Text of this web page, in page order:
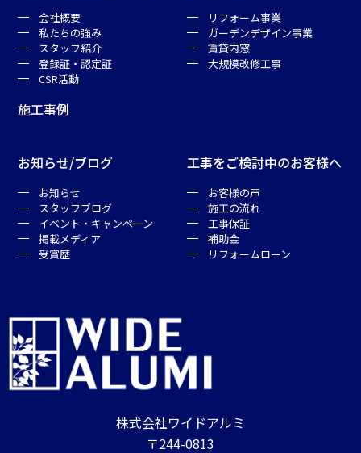
会社概要
私たちの強み
スタッフ紹介
登録証・認定証
CSR活動
施工事例
リフォーム事業
ガーデンデザイン事業
賃貸内窓
大規模改修工事
お知らせ/ブログ
お知らせ
スタッフブログ
イベント・キャンペーン
掲載メディア
受賞歴
工事をご検討中のお客様へ
お客様の声
施工の流れ
工事保証
補助金
リフォームローン
株式会社ワイドアルミ
〒244-0813